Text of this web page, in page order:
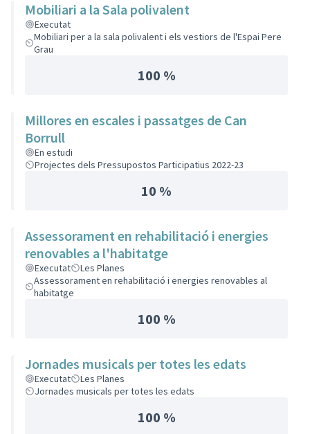
Mobiliari a la Sala polivalent
Executat
Mobiliari per a la sala polivalent i els vestiors de l'Espai Pere
Grau
100 %
Millores en escales i passatges de Can
Borrull
En estudi
Projectes dels Pressupostos Participatius 2022-23
10 %
Assessorament en rehabilitació i energies
renovables a l'habitatge
Executat
Les Planes
Assessorament en rehabilitació i energies renovables al
habitatge
100 %
Jornades musicals per totes les edats
Executat
Les Planes
Jornades musicals per totes les edats
100 %